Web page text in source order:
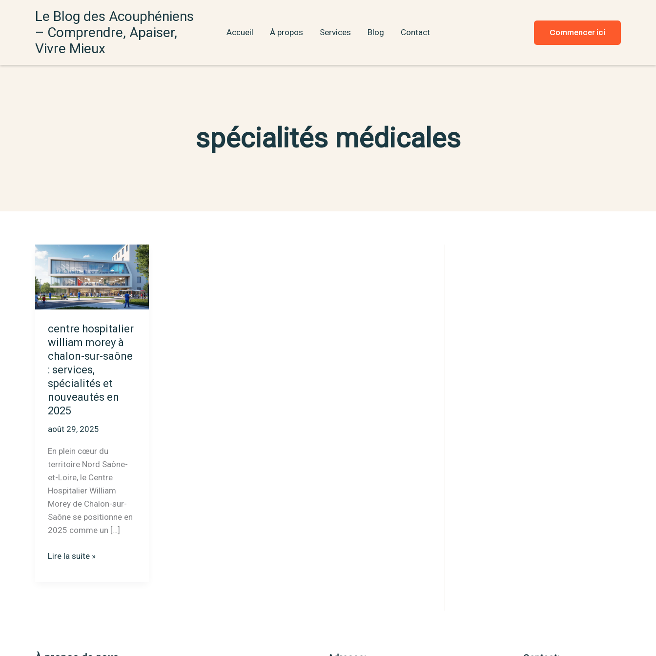
Le Blog des Acouphéniens
– Comprendre, Apaiser,
Vivre Mieux
Accueil À propos Services Blog Contact Commencer ici
spécialités médicales
centre hospitalier
william morey à
chalon-sur-saône
: services,
spécialités et
nouveautés en
2025
août 29, 2025
En plein cœur du
territoire Nord Saône-
et-Loire, le Centre
Hospitalier William
Morey de Chalon-sur-
Saône se positionne en
2025 comme un […]
centre
Lire la suite »